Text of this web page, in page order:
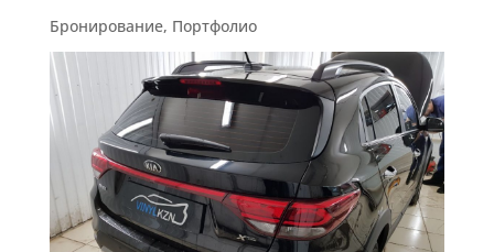
Бронирование, Портфолио